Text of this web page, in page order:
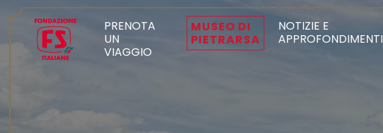
PRENOTA
UN
VIAGGIO
MUSEO DI
PIETRARSA
NOTIZIE E
APPROFONDIMENTI